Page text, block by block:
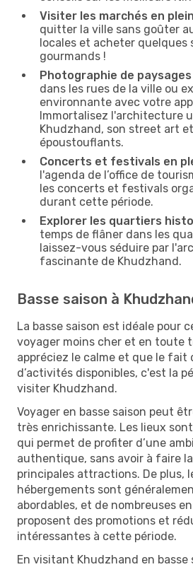
Visiter les marchés en
quitter la ville sans goûter
locales et acheter quelques
gourmands !
Photographie de paysages
dans les rues de la ville ou
environnante avec votre
Immortalisez l'architecture
Khudzhand, son street art
époustouflants.
Concerts et festivals en
l'agenda de l’office de
les concerts et festivals
durant cette période.
Explorer les quartiers
temps de flâner dans les
laissez-vous séduire par
fascinante de Khudzhand.
Basse saison à
La basse saison est idéale pour
voyager moins cher et en toute
appréciez le calme et que le fait
d’activités disponibles, c'est la
visiter Khudzhand.
Voyager en basse saison peut
très enrichissante. Les lieux
qui permet de profiter d’une
authentique, sans avoir à faire
principales attractions. De plus,
hébergements sont
abordables, et de nombreuses
proposent des promotions et
intéressantes à cette période.
En visitant Khudzhand en basse